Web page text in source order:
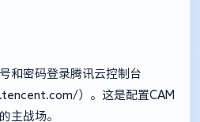
和密码登录腾讯云控制台
）。这是配置CAM
主战场。